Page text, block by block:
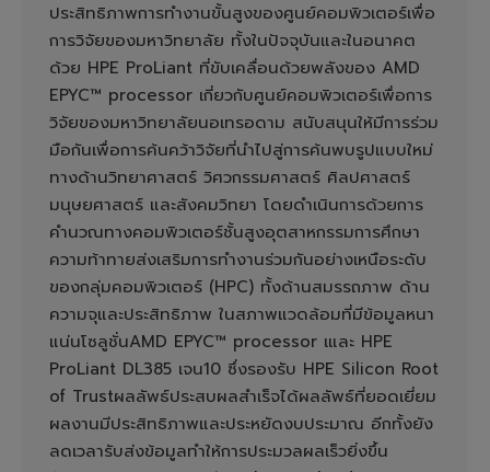
ประสิทธิภาพการทำงานขั้นสูงของศูนย์คอมพิวเตอร์เพื่อ
การวิจัยของมหาวิทยาลัย ทั้งในปัจจุบันและในอนาคต
ด้วย HPE ProLiant ที่ขับเคลื่อนด้วยพลังของ AMD
EPYC™ processor เกี่ยวกับศูนย์คอมพิวเตอร์เพื่อการ
วิจัยของมหาวิทยาลัยนอเทรอดาม สนับสนุนให้มีการร่วม
มือกันเพื่อการค้นคว้าวิจัยที่นำไปสู่การค้นพบรูปแบบใหม่
ทางด้านวิทยาศาสตร์ วิศวกรรมศาสตร์ ศิลปศาสตร์
มนุษยศาสตร์ และสังคมวิทยา โดยดำเนินการด้วยการ
คำนวณทางคอมพิวเตอร์ชั้นสูงอุตสาหกรรมการศึกษา
ความท้าทายส่งเสริมการทำงานร่วมกันอย่างเหนือระดับ
ของกลุ่มคอมพิวเตอร์ (HPC) ทั้งด้านสมรรถภาพ ด้าน
ความจุและประสิทธิภาพ ในสภาพแวดล้อมที่มีข้อมูลหนา
แน่นโซลูชั่นAMD EPYC™ processor เและ HPE
ProLiant DL385 เจน10 ซึ่งรองรับ HPE Silicon Root
of Trustผลลัพธ์ประสบผลสำเร็จได้ผลลัพธ์ที่ยอดเยี่ยม
ผลงานมีประสิทธิภาพและประหยัดงบประมาณ อีกทั้งยัง
ลดเวลารับส่งข้อมูลทำให้การประมวลผลเร็วยิ่งขึ้น